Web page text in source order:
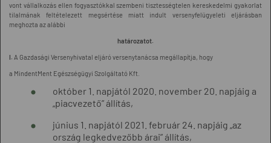
vont vállalkozás ellen fogyasztókkal szembeni tisztességtelen kereskedelmi gyakorlat
tilalmának feltételezett megsértése miatt indult versenyfelügyeleti eljárásban
meghozta az alábbi
határozatot.
I. A Gazdasági Versenyhivatal eljáró versenytanácsa megállapítja, hogy
a MindentMent Egészségügyi Szolgáltató Kft.
október 1. napjától 2020. november 20. napjáig a
„piacvezető” állítás,
június 1. napjától 2021. február 24. napjáig „az
ország legkedvezőbb árai” állítás,